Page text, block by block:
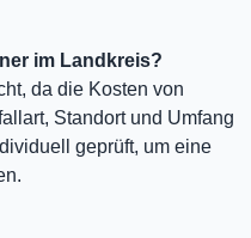
im Landkreis?
da die Kosten von
Standort und Umfang
geprüft, um eine